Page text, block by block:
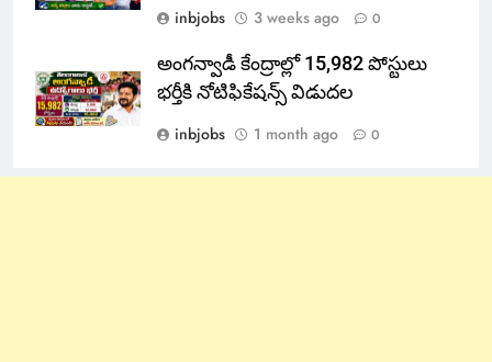
inbjobs
3 weeks ago 0
అంగన్వాడీ కేంద్రాల్లో 15,982 పోస్టులు
భర్తీకి నోటిఫికేషన్స్ విడుదల
inbjobs
1 month ago 0